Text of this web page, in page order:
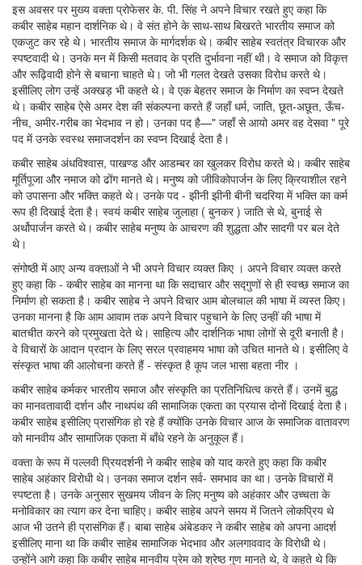
इस अवसर पर मुख्य वक्ता प्रोफेसर के. पी. सिंह ने अपने विचार रखते हुए कहा कि
कबीर साहेब महान दार्शनिक थे। वे संत होने के साथ-साथ बिखरते भारतीय समाज को
एकजुट कर रहे थे। भारतीय समाज के मार्गदर्शक थे। कबीर साहेब स्वतंत्र विचारक और
स्पष्टवादी थे। उनके मन में किसी मतवाद के प्रति दुर्भावना नहीं थी। वे समाज को विकृत्त
और रूढ़िवादी होने से बचाना चाहते थे। जो भी गलत देखते उसका विरोध करते थे।
इसीलिए लोग उन्हें अक्खड़ भी कहते थे। वे एक बेहतर समाज के निर्माण का स्वप्न देखते
थे। कबीर साहेब ऐसे अमर देश की संकल्पना करते हैं जहाँ धर्म, जाति, छूत-अछूत, ऊँच-
नीच, अमीर-गरीब का भेदभाव न हो। उनका पद है—" जहाँ से आयो अमर वह देसवा " पूरे
पद में उनके स्वस्थ समाजदर्शन का स्वप्न दिखाई देता है।
कबीर साहेब अंधविश्वास, पाखण्ड और आडम्बर का खुलकर विरोध करते थे। कबीर साहेब
मूर्तिपूजा और नमाज को ढोंग मानते थे। मनुष्य को जीविकोपार्जन के लिए क्रियाशील रहने
को उपासना और भक्ति कहते थे। उनके पद - झीनी झीनी बीनी चदरिया में भक्ति का कर्म
रूप ही दिखाई देता है। स्वयं कबीर साहेब जुलाहा ( बुनकर ) जाति से थे, बुनाई से
अर्थोपार्जन करते थे। कबीर साहेब मनुष्य के आचरण की शुद्धता और सादगी पर बल देते
थे।
संगोष्ठी में आए अन्य वक्ताओं ने भी अपने विचार व्यक्त किए । अपने विचार व्यक्त करते
हुए कहा कि - कबीर साहेब का मानना था कि सदाचार और सद्गुणों से ही स्वच्छ समाज का
निर्माण हो सकता है। कबीर साहेब ने अपने विचार आम बोलचाल की भाषा में व्यस्त किए।
उनका मानना है कि आम आवाम तक अपने विचार पहुचाने के लिए उन्हीं की भाषा में
बातचीत करने को प्रमुखता देते थे। साहित्य और दार्शनिक भाषा लोगों से दूरी बनाती है।
वे विचारों के आदान प्रदान के लिए सरल प्रवाहमय भाषा को उचित मानते थे। इसीलिए वे
संस्कृत भाषा की आलोचना करते हैं - संस्कृत है कूप जल भासा बहता नीर ।
कबीर साहेब कर्मकर भारतीय समाज और संस्कृति का प्रतिनिधित्व करते हैं। उनमें बुद्ध
का मानवतावादी दर्शन और नाथपंथ की सामाजिक एकता का प्रयास दोनों दिखाई देता है।
कबीर साहेब इसीलिए प्रासंगिक हो रहे हैं क्योंकि उनके विचार आज के समाजिक वातावरण
को मानवीय और सामाजिक एकता में बाँधे रहने के अनुकूल हैं।
वक्ता के रूप में पल्लवी प्रियदर्शनी ने कबीर साहेब को याद करते हुए कहा कि कबीर
साहेब अहंकार विरोधी थे। उनका समाज दर्शन सर्व- समभाव का था। उनके विचारों में
स्पष्टता है। उनके अनुसार सुखमय जीवन के लिए मनुष्य को अहंकार और उच्चता के
मनोविकार का त्याग कर देना चाहिए। कबीर साहेब अपने समय में जितने लोकप्रिय थे
आज भी उतने ही प्रासंगिक हैं। बाबा साहेब अंबेडकर ने कबीर साहेब को अपना आदर्श
इसीलिए माना था कि कबीर साहेब सामाजिक भेदभाव और अलगाववाद के विरोधी थे।
उन्होंने आगे कहा कि कबीर साहेब मानवीय प्रेम को श्रेष्ठ गुण मानते थे, वे कहते थे कि